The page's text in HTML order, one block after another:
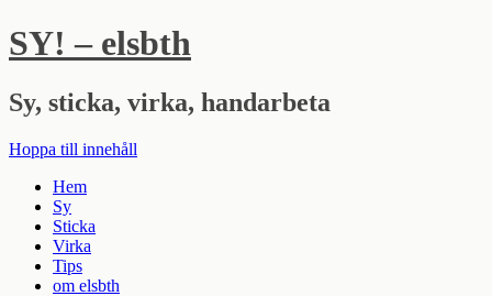
SY! – elsbth
Sy, sticka, virka, handarbeta
Hoppa till innehåll
Hem
Sy
Sticka
Virka
Tips
om elsbth